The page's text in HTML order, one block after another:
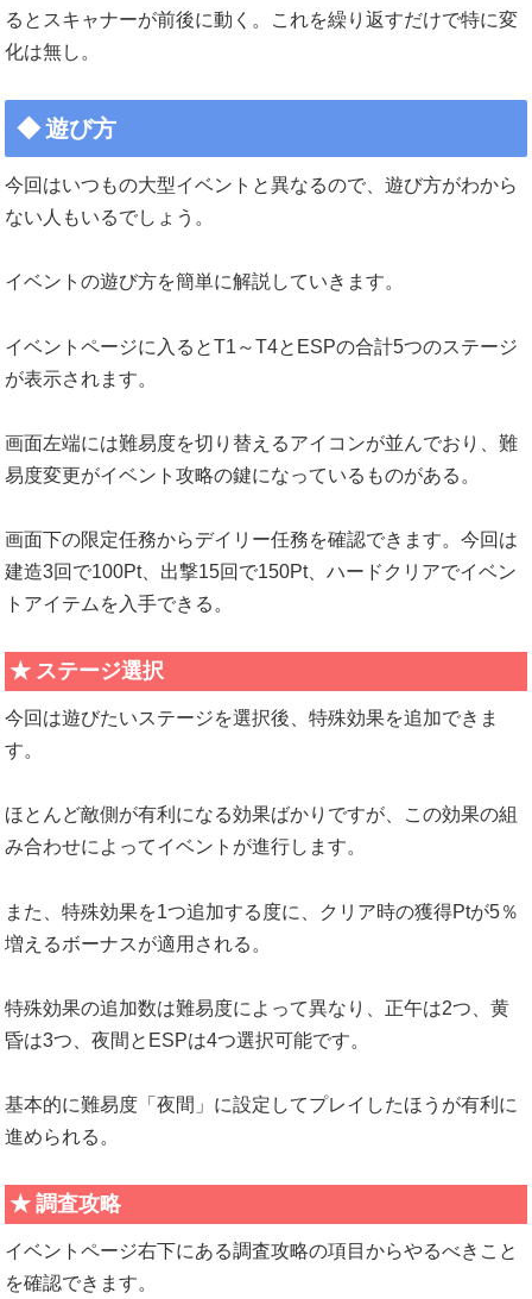
るとスキャナーが前後に動く。これを繰り返すだけで特に変
化は無し。
遊び方
今回はいつもの大型イベントと異なるので、遊び方がわから
ない人もいるでしょう。
イベントの遊び方を簡単に解説していきます。
イベントページに入るとT1～T4とESPの合計5つのステージ
が表示されます。
画面左端には難易度を切り替えるアイコンが並んでおり、難
易度変更がイベント攻略の鍵になっているものがある。
画面下の限定任務からデイリー任務を確認できます。今回は
建造3回で100Pt、出撃15回で150Pt、ハードクリアでイベン
トアイテムを入手できる。
ステージ選択
今回は遊びたいステージを選択後、特殊効果を追加できま
す。
ほとんど敵側が有利になる効果ばかりですが、この効果の組
み合わせによってイベントが進行します。
また、特殊効果を1つ追加する度に、クリア時の獲得Ptが5％
増えるボーナスが適用される。
特殊効果の追加数は難易度によって異なり、正午は2つ、黄
昏は3つ、夜間とESPは4つ選択可能です。
基本的に難易度「夜間」に設定してプレイしたほうが有利に
進められる。
調査攻略
イベントページ右下にある調査攻略の項目からやるべきこと
を確認できます。